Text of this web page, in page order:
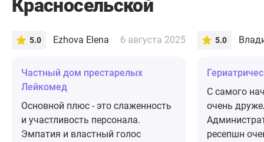
Красносельской
5.0 Ezhova Elena 6 августа 2025
Частный дом престарелых
Лейкомед
Основной плюс - это слаженность
и участливость персонала.
Эмпатия и властный голос
5.0
С самого
очень
ресепшн